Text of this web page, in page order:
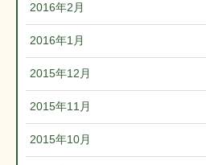
2016年2月
2016年1月
2015年12月
2015年11月
2015年10月